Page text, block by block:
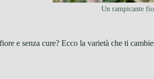
Un rampicante
e senza cure? Ecco la varietà che ti